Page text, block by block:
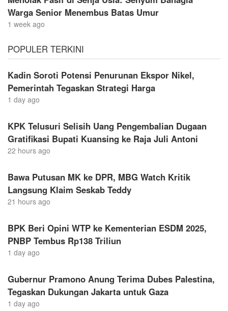
Warga Senior Menembus Batas Umur
1 week ago
POPULER TERKINI
Kadin Soroti Potensi Penurunan Ekspor Nikel,
Pemerintah Tegaskan Strategi Harga
1 day ago
KPK Telusuri Selisih Uang Pengembalian Dugaan
Gratifikasi Bupati Kuansing ke Raja Juli Antoni
22 hours ago
Bawa Putusan MK ke DPR, MBG Watch Kritik
Langsung Klaim Seskab Teddy
21 hours ago
BPK Beri Opini WTP ke Kementerian ESDM 2025,
PNBP Tembus Rp138 Triliun
1 day ago
Gubernur Pramono Anung Terima Dubes Palestina,
Tegaskan Dukungan Jakarta untuk Gaza
1 day ago